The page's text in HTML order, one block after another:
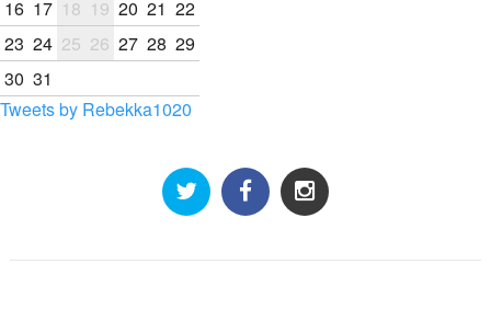
16 17 18 19 20 21 22
23 24 25 26 27 28 29
30 31
Tweets by Rebekka1020